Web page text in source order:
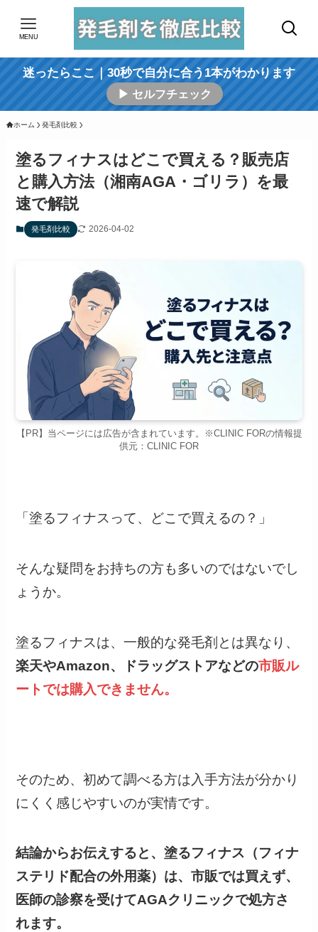
MENU
迷ったらここ｜30秒で自分に合う1本がわかります
▶ セルフチェック
ホーム 発毛剤比較
塗るフィナスはどこで買える？販売店
と購入方法（湘南AGA・ゴリラ）を最
速で解説
発毛剤比較 2026-04-02
【PR】当ページには広告が含まれています。※CLINIC FORの情報提
供元：CLINIC FOR
「塗るフィナスって、どこで買えるの？」
そんな疑問をお持ちの方も多いのではないでし
ょうか。
塗るフィナスは、一般的な発毛剤とは異なり、
楽天やAmazon、ドラッグストアなどの市販ル
ートでは購入できません。
そのため、初めて調べる方は入手方法が分かり
にくく感じやすいのが実情です。
結論からお伝えすると、塗るフィナス（フィナ
ステリド配合の外用薬）は、市販では買えず、
医師の診察を受けてAGAクリニックで処方さ
れます。